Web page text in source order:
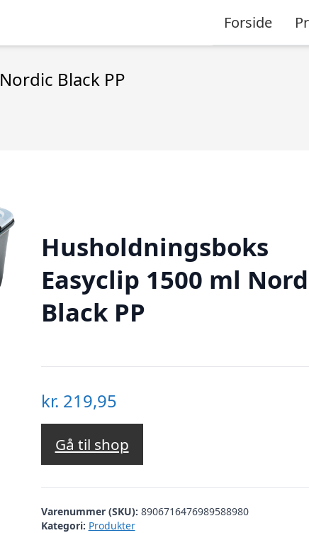
Forside
Black PP
Husholdningsboks
Easyclip 1500 ml
Black PP
kr. 219,95
Gå til shop
Varenummer (SKU): 8906716476989588980
Kategori: Produkter